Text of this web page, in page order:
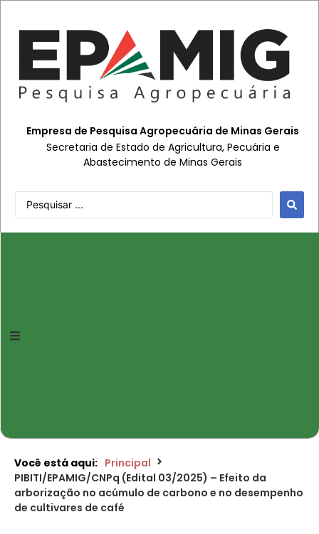
Empresa de Pesquisa Agropecuária de Minas Gerais
Secretaria de Estado de Agricultura, Pecuária e
Abastecimento de Minas Gerais
Você está aqui: Principal
PIBITI/EPAMIG/CNPq (Edital 03/2025) – Efeito da
arborização no acúmulo de carbono e no desempenho
de cultivares de café